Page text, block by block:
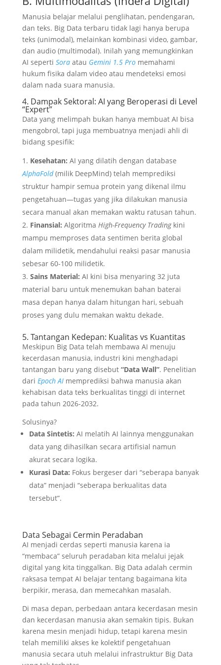
Manusia belajar melalui penglihatan, pendengaran,
dan teks. Big Data terbaru tidak lagi hanya berupa
teks (unimodal), melainkan kombinasi video, gambar,
dan audio (multimodal). Inilah yang memungkinkan
AI seperti Sora atau Gemini 1.5 Pro memahami
hukum fisika dalam video atau mendeteksi emosi
dalam nada suara manusia.
4. Dampak Sektoral: AI yang Beroperasi di Level
“Expert”
Data yang melimpah bukan hanya membuat AI bisa
mengobrol, tapi juga membuatnya menjadi ahli di
bidang spesifik:
Kesehatan: AI yang dilatih dengan database
AlphaFold(milik DeepMind) telah memprediksi
struktur hampir semua protein yang dikenal ilmu
pengetahuan—tugas yang jika dilakukan manusia
secara manual akan memakan waktu ratusan tahun.
Finansial: Algoritma High-Frequency Tradingkini
mampu memproses data sentimen berita global
dalam milidetik, mendahului reaksi pasar manusia
sebesar 60-100 milidetik.
Sains Material: AI kini bisa menyaring 32 juta
material baru untuk menemukan bahan baterai
masa depan hanya dalam hitungan hari, sebuah
proses yang dulu memakan waktu dekade.
5. Tantangan Kedepan: Kualitas vs Kuantitas
Meskipun Big Data telah membawa AI menuju
kecerdasan manusia, industri kini menghadapi
tantangan baru yang disebut “Data Wall”. Penelitian
dari Epoch AI memprediksi bahwa manusia akan
kehabisan data teks berkualitas tinggi di internet
pada tahun 2026-2032.
Solusinya?
Data Sintetis: AI melatih AI lainnya menggunakan
data yang dihasilkan secara artifisial namun
akurat secara logika.
Kurasi Data: Fokus bergeser dari “seberapa banyak
data” menjadi “seberapa berkualitas data
tersebut”.
Data Sebagai Cermin Peradaban
AI menjadi cerdas seperti manusia karena ia
“membaca” seluruh peradaban kita melalui jejak
digital yang kita tinggalkan. Big Data adalah cermin
raksasa tempat AI belajar tentang bagaimana kita
berpikir, merasa, dan memecahkan masalah.
Di masa depan, perbedaan antara kecerdasan mesin
dan kecerdasan manusia akan semakin tipis. Bukan
karena mesin menjadi hidup, tetapi karena mesin
telah memiliki akses ke kolektif pengetahuan
manusia secara utuh melalui infrastruktur Big Data